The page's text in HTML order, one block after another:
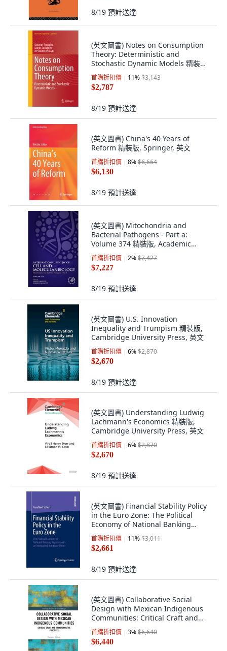
8/19 預計送達
(英文圖書) Notes on Consumption
Theory: Deterministic and
Stochastic Dynamic Models 精裝版,
Springer, 英文
首購折扣價 11%$3,143
$2,787
8/19 預計送達
(英文圖書) China's 40 Years of
Reform 精裝版, Springer, 英文
首購折扣價 8%$6,664
$6,130
8/19 預計送達
(英文圖書) Mitochondria and
Bacterial Pathogens - Part a:
Volume 374 精裝版, Academic
Press, 英文
首購折扣價 2%$7,427
$7,227
8/19 預計送達
(英文圖書) U.S. Innovation
Inequality and Trumpism 精裝版,
Cambridge University Press, 英文
首購折扣價 6%$2,870
$2,670
8/19 預計送達
(英文圖書) Understanding Ludwig
Lachmann's Economics 精裝版,
Cambridge University Press, 英文
首購折扣價 6%$2,870
$2,670
8/19 預計送達
(英文圖書) Financial Stability Policy
in the Euro Zone: The Political
Economy of National Banking
Regula... 平裝版, Springer Gabler,
英文
首購折扣價 11%$3,011
$2,661
8/19 預計送達
(英文圖書) Collaborative Social
Design with Mexican Indigenous
Communities: Critical Craft and
Transform... 精裝版, Routledge, 英
文
首購折扣價 3%$6,640
$6,440